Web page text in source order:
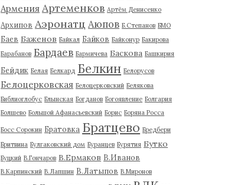
Армения Артеменков Артём Денисенко
Архипов Аэронатц Аюпов Б.Степанов БМО
Баев Баженов Байкал Байков Байконур Бакирова
Барабанов Бардаев Бармичева Баскова Башкирия
Бейдик Белая Белкард Белкин Белорусов
Белоцерковская Белоцерковский Белякова
Библиоглобус Блынская Богданов Богоявление Болгария
Болшево Большой Афанасьевский Борис Боряна Росса
Босс Сорокин Братовка Братцево Бредбери
Бритвина Булгаковский дом Буранцев Бурятия Бутко
Буцкий В.Гончаров В.Ермаков В.Иванов
В.Карпинский В.Лапшин В.Латыпов В.Миронов